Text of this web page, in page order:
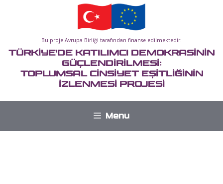
Bu proje Avrupa Birliği tarafından finanse edilmektedir.
TÜRKİYE'DE KATILIMCI DEMOKRASİNİN
GÜÇLENDİRİLMESİ:
TOPLUMSAL CİNSİYET EŞİTLİĞİNİN
İZLENMESİ PROJESİ
Menu